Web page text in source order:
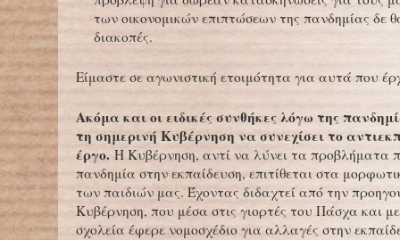
των οικονομικών επιπτώσεων της πανδημίας δε
διακοπές.
Είμαστε σε αγωνιστική ετοιμότητα για αυτά που
Ακόμα και οι ειδικές συνθήκες λόγω της
τη σημερινή Κυβέρνηση να συνεχίσει το
έργο.Η Κυβέρνηση, αντί να λύνει τα προβλήματα
πανδημία στην εκπαίδευση, επιτίθεται στα
των παιδιών μας. Έχοντας διδαχτεί από την
Κυβέρνηση, που μέσα στις γιορτές του Πάσχα και
σχολεία έφερε νομοσχέδιο για αλλαγές στην